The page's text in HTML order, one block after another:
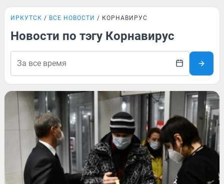
ИРКУТСК ВСЕ НОВОСТИ КОРНАВИРУС
Новости по тэгу Корнавирус